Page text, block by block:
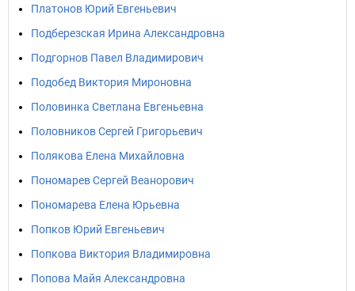
Платонов Юрий Евгеньевич
Подберезская Ирина Александровна
Подгорнов Павел Владимирович
Подобед Виктория Мироновна
Половинка Светлана Евгеньевна
Половников Сергей Григорьевич
Полякова Елена Михайловна
Пономарев Сергей Веанорович
Пономарева Елена Юрьевна
Попков Юрий Евгеньевич
Попкова Виктория Владимировна
Попова Майя Александровна